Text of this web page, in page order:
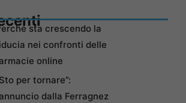
sta crescendo la
nei confronti delle
online
per tornare”:
dalla Ferragnez